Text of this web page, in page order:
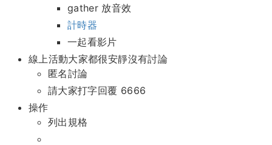
gather 放音效
計時器
一起看影片
線上活動大家都很安靜沒有討論
匿名討論
請大家打字回覆 6666
操作
列出規格